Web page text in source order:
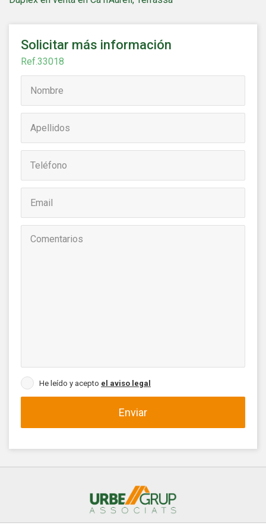
Solicitar más información
Ref.33018
He leído y acepto el aviso legal
Enviar
navegación. Gracias a ellas, podemos conocer los hábitos